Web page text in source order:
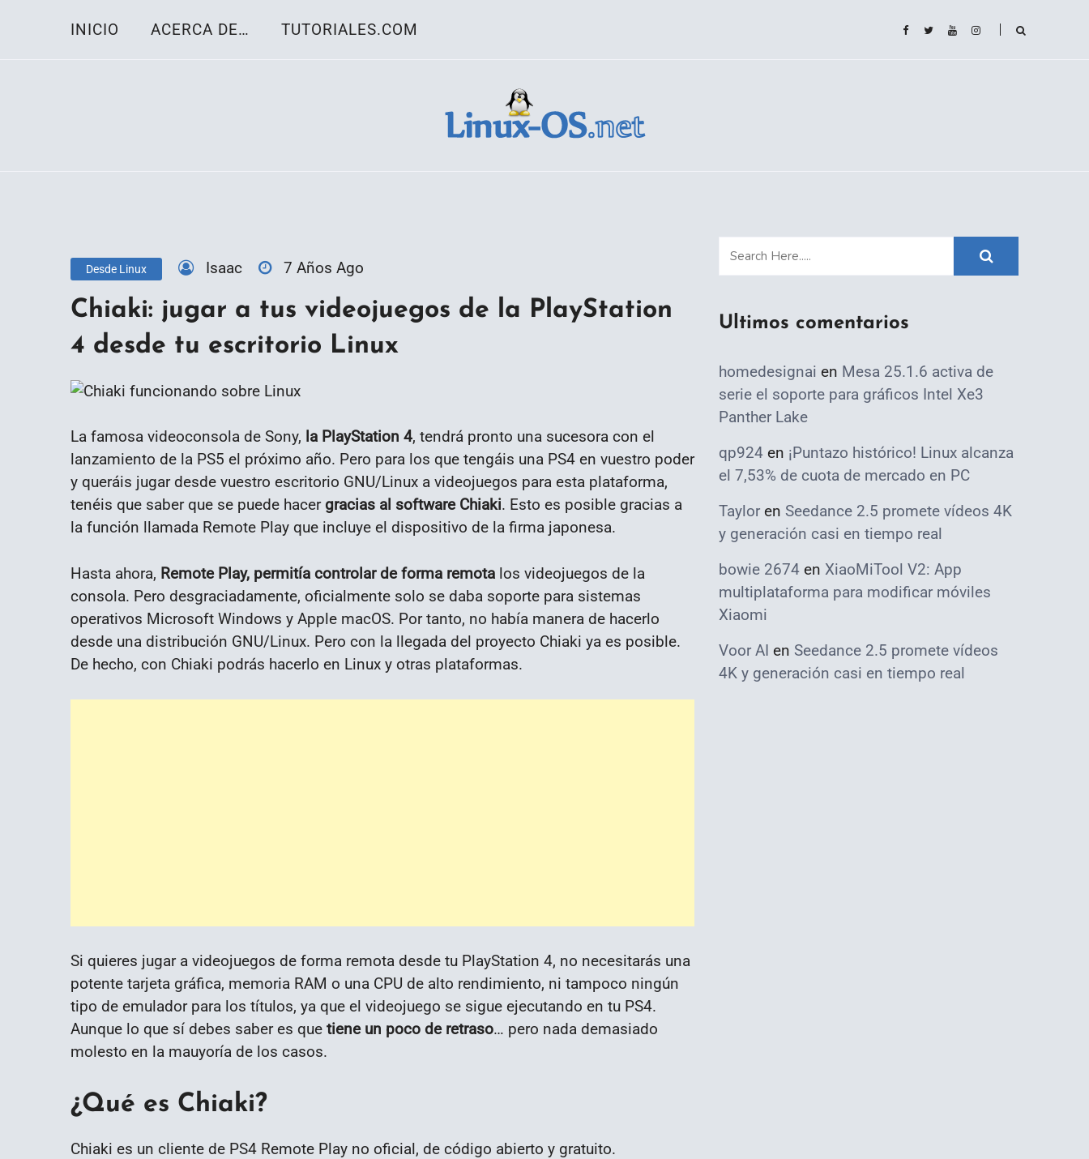
INICIO ACERCA DE… TUTORIALES.COM
Desde Linux Isaac 7 Años Ago
Chiaki: jugar a tus videojuegos de la PlayStation
4 desde tu escritorio Linux
La famosa videoconsola de Sony, la PlayStation 4, tendrá pronto una sucesora con el
lanzamiento de la PS5 el próximo año. Pero para los que tengáis una PS4 en vuestro poder
y queráis jugar desde vuestro escritorio GNU/Linux a videojuegos para esta plataforma,
tenéis que saber que se puede hacer gracias al software Chiaki. Esto es posible gracias a
la función llamada Remote Play que incluye el dispositivo de la firma japonesa.
Hasta ahora, Remote Play, permitía controlar de forma remota los videojuegos de la
consola. Pero desgraciadamente, oficialmente solo se daba soporte para sistemas
operativos Microsoft Windows y Apple macOS. Por tanto, no había manera de hacerlo
desde una distribución GNU/Linux. Pero con la llegada del proyecto Chiaki ya es posible.
De hecho, con Chiaki podrás hacerlo en Linux y otras plataformas.
Si quieres jugar a videojuegos de forma remota desde tu PlayStation 4, no necesitarás una
potente tarjeta gráfica, memoria RAM o una CPU de alto rendimiento, ni tampoco ningún
tipo de emulador para los títulos, ya que el videojuego se sigue ejecutando en tu PS4.
Aunque lo que sí debes saber es que tiene un poco de retraso… pero nada demasiado
molesto en la mauyoría de los casos.
¿Qué es Chiaki?
Chiaki es un cliente de PS4 Remote Play no oficial, de código abierto y gratuito.
Ultimos comentarios
homedesignai en Mesa 25.1.6 activa de
serie el soporte para gráficos Intel Xe3
Panther Lake
qp924 en ¡Puntazo histórico! Linux alcanza
el 7,53% de cuota de mercado en PC
Taylor en Seedance 2.5 promete vídeos 4K
y generación casi en tiempo real
bowie 2674 en XiaoMiTool V2: App
multiplataforma para modificar móviles
Xiaomi
Voor AI en Seedance 2.5 promete vídeos
4K y generación casi en tiempo real